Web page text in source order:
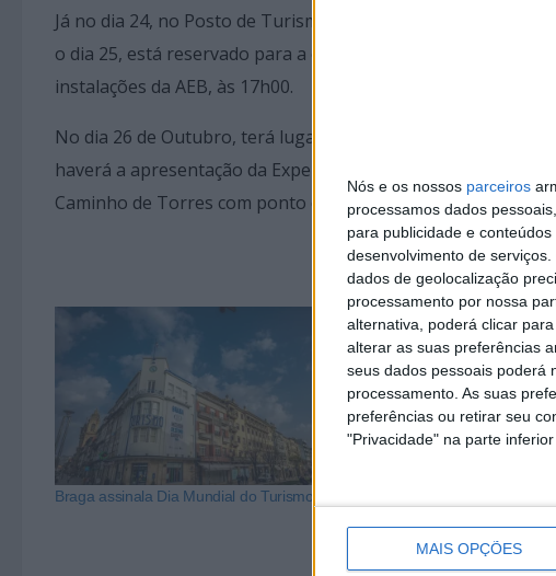
Nós e os nossos parceiros
processamos dados
para publicidade e
desenvolvimento de serviços.
dados de geolocalização
processamento por nossa
alternativa, poderá clicar
alterar as suas preferências
seus dados pessoais poderá
processamento. As suas
preferências ou retirar seu
"Privacidade" na parte inferior
MAIS OPÇÕES
Já no dia 24, no Posto de Turismo, terá lugar, pelas 15h00, a
o dia 25, está reservado para a conferência ‘Novas
instalações da AEB, às 17h00.
No dia 26 de Outubro, terá lugar a apresentação do Guia de
haverá a apresentação da Experiência Imersiva “Viagem no
Caminho de Torres com ponto de encontro na Falperra,
Braga assinala Dia Mundial do Turismo